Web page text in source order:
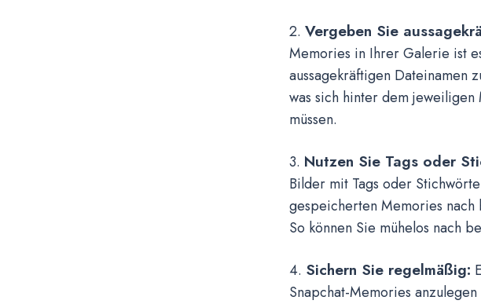
2. Vergeben Sie
Memories in Ihrer Galerie ist
aussagekräftigen Dateinamen
was sich hinter dem
müssen.
3. Nutzen Sie Tags oder
Bilder mit Tags oder
gespeicherten Memories nach
So können Sie mühelos nach
4. Sichern Sie regelmäßig:
Snapchat-Memories